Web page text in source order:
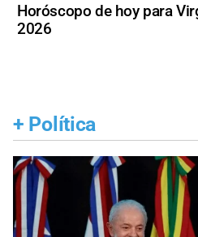
Horóscopo de hoy para
2026
+ Política